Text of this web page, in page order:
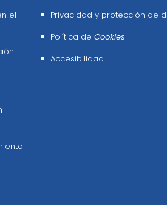
el
Privacidad y protección de
Política de Cookies
Accesibilidad